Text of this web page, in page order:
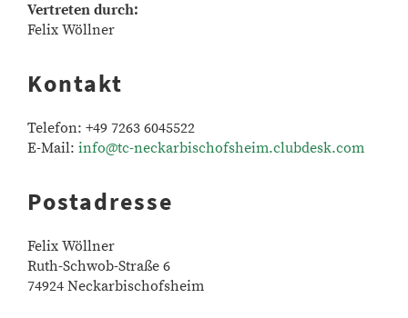
Vertreten durch:
Felix Wöllner
Kontakt
Telefon: +49 7263 6045522
E-Mail: info@tc-neckarbischofsheim.clubdesk.com
Postadresse
Felix Wöllner
Ruth-Schwob-Straße 6
74924 Neckarbischofsheim